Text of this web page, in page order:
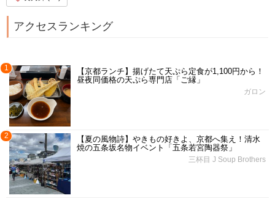
アクセスランキング
1
【京都ランチ】揚げたて天ぷら定食が1,100円から！
昼夜同価格の天ぷら専門店「ご縁」
ガロン
2
【夏の風物詩】やきもの好きよ、京都へ集え！清水
焼の五条坂名物イベント「五条若宮陶器祭」
三杯目 J Soup Brothers